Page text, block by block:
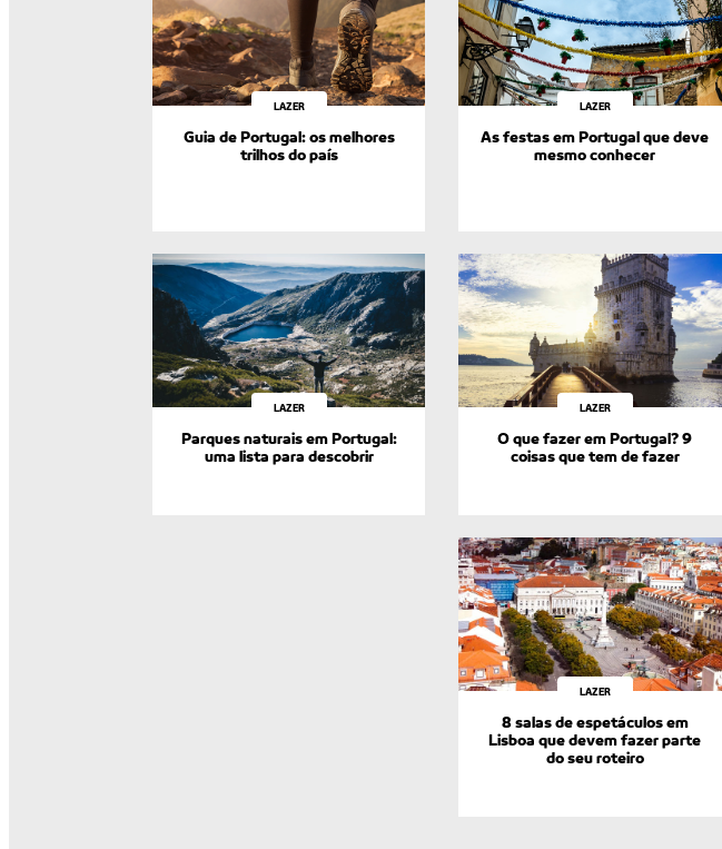
LAZER
Guia de Portugal: os melhores
trilhos do país
LAZER
As festas em Portugal que deve
mesmo conhecer
LAZER
Parques naturais em Portugal:
uma lista para descobrir
LAZER
O que fazer em Portugal? 9
coisas que tem de fazer
LAZER
8 salas de espetáculos em
Lisboa que devem fazer parte
do seu roteiro